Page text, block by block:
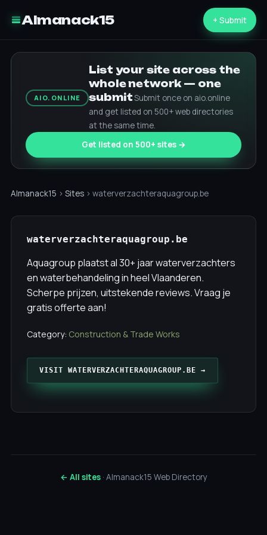
Almanack15 + Submit
AIO.ONLINE
List your site across the
whole network — one
submitSubmit once on aio.online
and get listed on 500+ web directories
at the same time.
Get listed on 500+ sites →
Almanack15 › Sites › waterverzachteraquagroup.be
waterverzachteraquagroup.be
Aquagroup plaatst al 30+ jaar waterverzachters
en waterbehandeling in heel Vlaanderen.
Scherpe prijzen, uitstekende reviews. Vraag je
gratis offerte aan!
Category: Construction & Trade Works
VISIT WATERVERZACHTERAQUAGROUP.BE →
← All sites· Almanack15 Web Directory